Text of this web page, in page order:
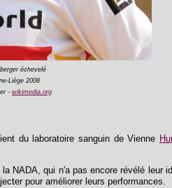
échevelé
Liège 2008
- wikimedia.org
du laboratoire sanguin de Vienne
NADA, qui n'a pas encore révélé leur
pour améliorer leurs performances.